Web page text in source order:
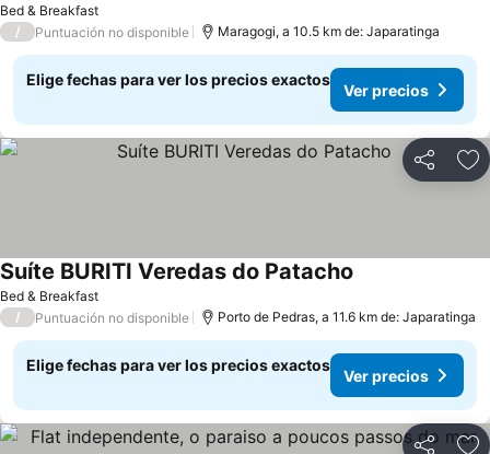
Bed & Breakfast
/ Puntuación no disponible Maragogi, a 10.5 km de: Japaratinga
Elige fechas para ver los precios exactos
Ver precios
Compartir
Bed & Breakfast
Suíte BURITI Veredas do Patacho
/ Puntuación no disponible Porto de Pedras, a 11.6 km de: Japaratinga
Elige fechas para ver los precios exactos
Ver precios